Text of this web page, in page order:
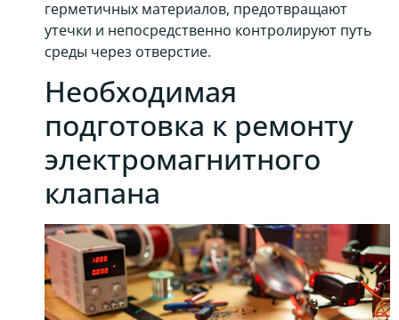
герметичных материалов, предотвращают
утечки и непосредственно контролируют путь
среды через отверстие.
Необходимая
подготовка к ремонту
электромагнитного
клапана